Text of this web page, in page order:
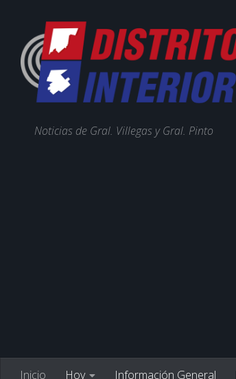
Noticias de Gral. Villegas y Gral. Pinto
Inicio Hoy Información General